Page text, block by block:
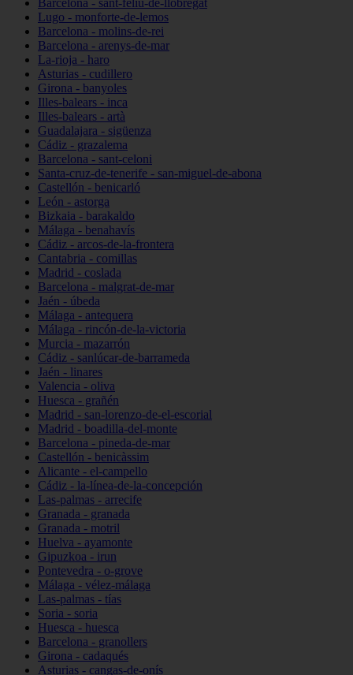
Barcelona - sant-feliu-de-llobregat
Lugo - monforte-de-lemos
Barcelona - molins-de-rei
Barcelona - arenys-de-mar
La-rioja - haro
Asturias - cudillero
Girona - banyoles
Illes-balears - inca
Illes-balears - artà
Guadalajara - sigüenza
Cádiz - grazalema
Barcelona - sant-celoni
Santa-cruz-de-tenerife - san-miguel-de-abona
Castellón - benicarló
León - astorga
Bizkaia - barakaldo
Málaga - benahavís
Cádiz - arcos-de-la-frontera
Cantabria - comillas
Madrid - coslada
Barcelona - malgrat-de-mar
Jaén - úbeda
Málaga - antequera
Málaga - rincón-de-la-victoria
Murcia - mazarrón
Cádiz - sanlúcar-de-barrameda
Jaén - linares
Valencia - oliva
Huesca - grañén
Madrid - san-lorenzo-de-el-escorial
Madrid - boadilla-del-monte
Barcelona - pineda-de-mar
Castellón - benicàssim
Alicante - el-campello
Cádiz - la-línea-de-la-concepción
Las-palmas - arrecife
Granada - granada
Granada - motril
Huelva - ayamonte
Gipuzkoa - irun
Pontevedra - o-grove
Málaga - vélez-málaga
Las-palmas - tías
Soria - soria
Huesca - huesca
Barcelona - granollers
Girona - cadaqués
Asturias - cangas-de-onís